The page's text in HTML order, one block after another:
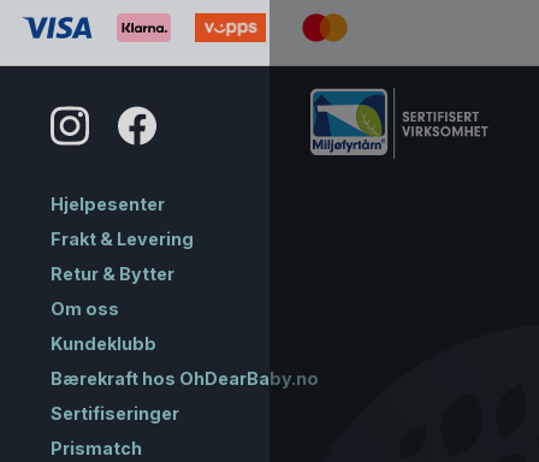
Hjelpesenter
Frakt & Levering
Retur & Bytter
Om oss
Kundeklubb
Bærekraft hos OhDearBaby.no
Sertifiseringer
Prismatch